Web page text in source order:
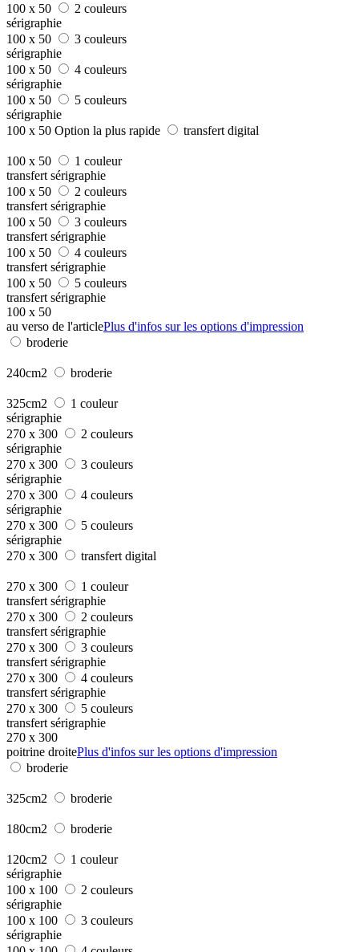
100 x 50
2 couleurs
sérigraphie
100 x 50
3 couleurs
sérigraphie
100 x 50
4 couleurs
sérigraphie
100 x 50
5 couleurs
sérigraphie
100 x 50 Option la plus rapide transfert digital
100 x 50
1 couleur
transfert sérigraphie
100 x 50
2 couleurs
transfert sérigraphie
100 x 50
3 couleurs
transfert sérigraphie
100 x 50
4 couleurs
transfert sérigraphie
100 x 50
5 couleurs
transfert sérigraphie
100 x 50
au verso de l'articlePlus d'infos sur les options d'impression
broderie
240cm2 broderie
325cm2
1 couleur
sérigraphie
270 x 300
2 couleurs
sérigraphie
270 x 300
3 couleurs
sérigraphie
270 x 300
4 couleurs
sérigraphie
270 x 300
5 couleurs
sérigraphie
270 x 300
transfert digital
270 x 300
1 couleur
transfert sérigraphie
270 x 300
2 couleurs
transfert sérigraphie
270 x 300
3 couleurs
transfert sérigraphie
270 x 300
4 couleurs
transfert sérigraphie
270 x 300
5 couleurs
transfert sérigraphie
270 x 300
poitrine droitePlus d'infos sur les options d'impression
broderie
325cm2 broderie
180cm2 broderie
120cm2
1 couleur
sérigraphie
100 x 100
2 couleurs
sérigraphie
100 x 100
3 couleurs
sérigraphie